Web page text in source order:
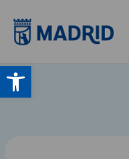
Abrir barra de
contenido